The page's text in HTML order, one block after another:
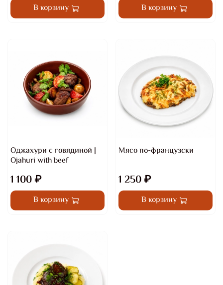
В корзину В корзину
Оджахури с говядиной |
Ojahuri with beef
1 100 ₽
В корзину
Мясо по-французски
1 250 ₽
В корзину